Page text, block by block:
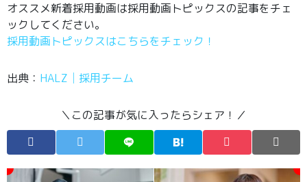
オススメ新着採用動画は採用動画トピックスの記事をチェ
ックしてください。
採用動画トピックスはこちらをチェック！
出典： HALZ│採用チーム
＼この記事が気に入ったらシェア！／